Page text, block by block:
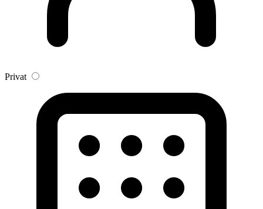
Privat